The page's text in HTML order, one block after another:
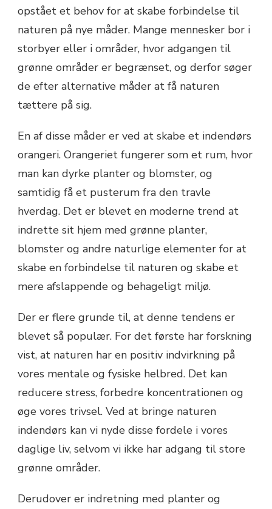
opstået et behov for at skabe forbindelse til
naturen på nye måder. Mange mennesker bor i
storbyer eller i områder, hvor adgangen til
grønne områder er begrænset, og derfor søger
de efter alternative måder at få naturen
tættere på sig.
En af disse måder er ved at skabe et indendørs
orangeri. Orangeriet fungerer som et rum, hvor
man kan dyrke planter og blomster, og
samtidig få et pusterum fra den travle
hverdag. Det er blevet en moderne trend at
indrette sit hjem med grønne planter,
blomster og andre naturlige elementer for at
skabe en forbindelse til naturen og skabe et
mere afslappende og behageligt miljø.
Der er flere grunde til, at denne tendens er
blevet så populær. For det første har forskning
vist, at naturen har en positiv indvirkning på
vores mentale og fysiske helbred. Det kan
reducere stress, forbedre koncentrationen og
øge vores trivsel. Ved at bringe naturen
indendørs kan vi nyde disse fordele i vores
daglige liv, selvom vi ikke har adgang til store
grønne områder.
Derudover er indretning med planter og